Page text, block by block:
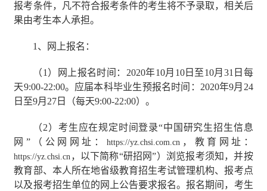
报考条件，凡不符合报考条件的考生将不予录取，相关后
果由考生本人承担。
1、网上报名：
（1）网上报名时间： 2020年10月 10日至10月 31 日每
天9:00-22:00。应届本科毕业生预报名时间： 2020年9月 24
日至9月27 日（每天9:00-22:00）。
（2）考生应在规定时间登录“中国研究生招生信息
网”（公网网址： https://yz.chsi.com.cn，教育网址：
https://yz.chsi.cn ，以下简称“研招网”）浏览报考须知，并按
教育部、本人所在地省级教育招生考试管理机构、报考点
以及报考招生单位的网上公告要求报名。报名期间，考生